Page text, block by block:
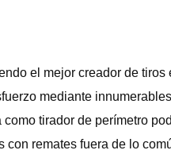
el mejor creador de
mediante
tirador de perímetro
remates fuera de lo